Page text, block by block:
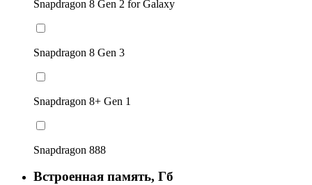
Snapdragon 8 Gen 2 for Galaxy
Snapdragon 8 Gen 3
Snapdragon 8+ Gen 1
Snapdragon 888
Встроенная память, Гб